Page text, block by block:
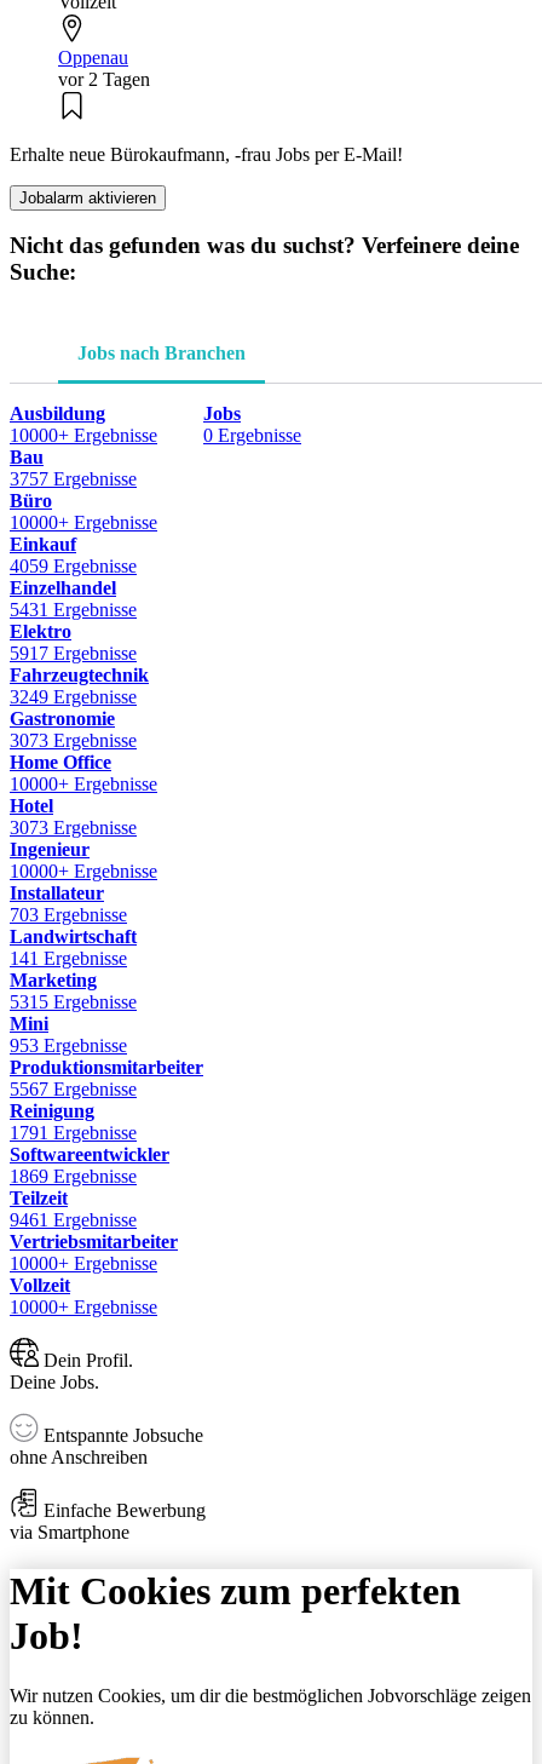
Oppenau
vor 2 Tagen
Erhalte neue Bürokaufmann, -frau Jobs per E-Mail!
Jobalarm aktivieren
Nicht das gefunden was du suchst? Verfeinere deine
Suche:
Jobs nach Branchen
Ausbildung
10000+ Ergebnisse
Bau
3757 Ergebnisse
Büro
10000+ Ergebnisse
Einkauf
4059 Ergebnisse
Einzelhandel
5431 Ergebnisse
Elektro
5917 Ergebnisse
Fahrzeugtechnik
3249 Ergebnisse
Gastronomie
3073 Ergebnisse
Home Office
10000+ Ergebnisse
Hotel
3073 Ergebnisse
Ingenieur
10000+ Ergebnisse
Installateur
703 Ergebnisse
Landwirtschaft
141 Ergebnisse
Marketing
5315 Ergebnisse
Mini
953 Ergebnisse
Produktionsmitarbeiter
5567 Ergebnisse
Reinigung
1791 Ergebnisse
Softwareentwickler
1869 Ergebnisse
Teilzeit
9461 Ergebnisse
Vertriebsmitarbeiter
10000+ Ergebnisse
Vollzeit
10000+ Ergebnisse
Jobs
0 Ergebnisse
Dein Profil.
Deine Jobs.
Entspannte Jobsuche
ohne Anschreiben
Einfache Bewerbung
via Smartphone
Mit Cookies zum perfekten
Job!
Wir nutzen Cookies, um dir die bestmöglichen Jobvorschläge zeigen
zu können.